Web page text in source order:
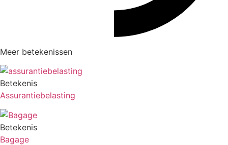
Meer betekenissen
Betekenis
Assurantiebelasting
Betekenis
Bagage